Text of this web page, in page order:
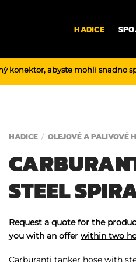
HADICE
konektor, abyste mohli snadno
HADICE / OLEJOVÉ A PALIVOVÉ
STEEL
Request a quote for the
you with an offer within two
Carburanti tanker hose with